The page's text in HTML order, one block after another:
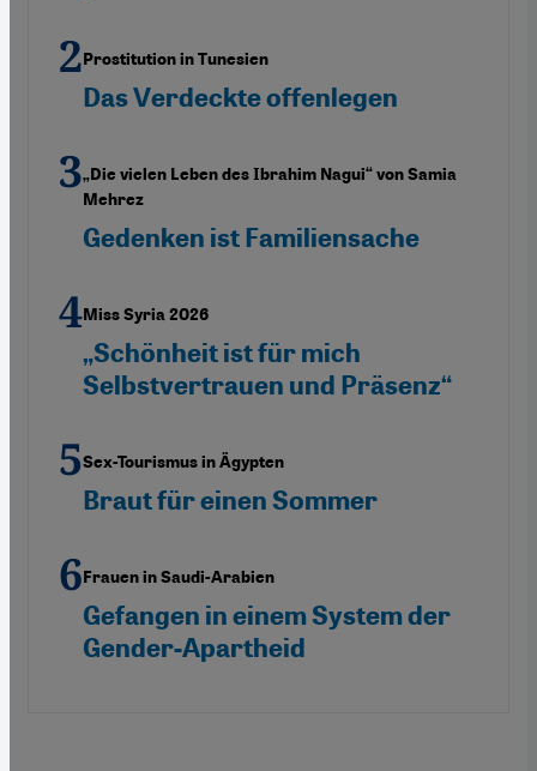
Prostitution in Tunesien
Das Verdeckte offenlegen
„Die vielen Leben des Ibrahim Nagui“ von Samia
Mehrez
Gedenken ist Familiensache
Miss Syria 2026
„Schönheit ist für mich
Selbstvertrauen und Präsenz“
Sex-Tourismus in Ägypten
Braut für einen Sommer
Frauen in Saudi-Arabien
Gefangen in einem System der
Gender-Apartheid